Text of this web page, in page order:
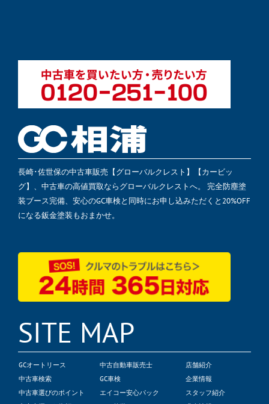
長崎･佐世保の中古車販売【グローバルクレスト】【カービッ
グ】、中古車の高値買取ならグローバルクレストへ。 完全防塵塗
装ブース完備、安心のGC車検と同時にお申し込みただくと20%OFF
になる鈑金塗装もおまかせ。
SITE MAP
GCオートリース
中古車検索
中古車選びのポイント
中古自動車販売士
GC車検
エイコー安心パック
店舗紹介
企業情報
スタッフ紹介